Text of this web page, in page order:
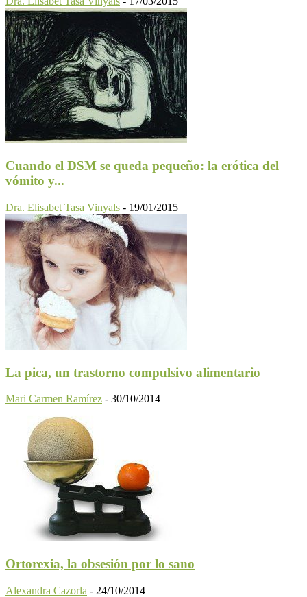
Cuando el DSM se queda pequeño: la erótica del
vómito y...
Dra. Elisabet Tasa Vinyals - 19/01/2015
La pica, un trastorno compulsivo alimentario
Mari Carmen Ramírez - 30/10/2014
Ortorexia, la obsesión por lo sano
Alexandra Cazorla - 24/10/2014